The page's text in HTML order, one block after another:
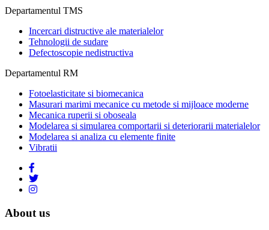
Departamentul TMS
Incercari distructive ale materialelor
Tehnologii de sudare
Defectoscopie nedistructiva
Departamentul RM
Fotoelasticitate si biomecanica
Masurari marimi mecanice cu metode si mijloace moderne
Mecanica ruperii si oboseala
Modelarea si simularea comportarii si deteriorarii materialelor
Modelarea si analiza cu elemente finite
Vibratii
About us